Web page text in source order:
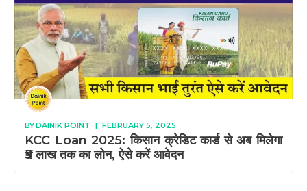
BYDAINIK POINT | FEBRUARY 5, 2025
KCC Loan 2025: किसान क्रेडिट कार्ड से अब मिलेगा
₹5 लाख तक का लोन, ऐसे करें आवेदन